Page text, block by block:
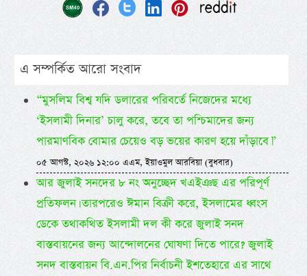
এ সম্পর্কিত আরো সংবাদ
“মুসলিম বিশ্ব যদি ডলারের পরিবর্তে নিজেদের মধ্যে
‘ইসলামী দিনার’ চালু করে, তবে তা পশ্চিমাদের জন্য
পারমাণবিক বোমার চেয়েও বড় ভয়ের কারণ হয়ে দাঁড়াবে।”
০৫ আগস্ট, ২০২৬ ১২:০০ এএম, ইয়াওমুল আরবিয়া (বুধবার)
আর জুলাই সনদের ৮ নং অনুচ্ছেদ খএইঞছ এর পরিপূর্ণ
প্রতিফলন। তারপরেও ঈমান বিক্রী করে, ইসলামের ধ্বংস
ডেকে তথাকথিত ইসলামী দল কী করে জুলাই সনদ
বাস্তবায়নের জন্য আন্দোলনের ঘোষণা দিতে পারে? জুলাই
সনদ বাস্তবায়ন বি.এন.পির নির্বাচনী ইশতেহারে এর সাথে